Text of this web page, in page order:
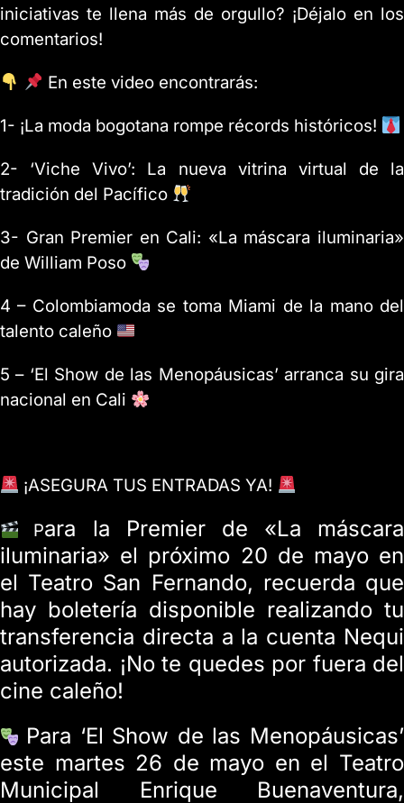
iniciativas te llena más de orgullo? ¡Déjalo en los
comentarios!
En este video encontrarás:
1- ¡La moda bogotana rompe récords históricos!
2- ‘Viche Vivo’: La nueva vitrina virtual de la
tradición del Pacífico
3- Gran Premier en Cali: «La máscara iluminaria»
de William Poso
4 – Colombiamoda se toma Miami de la mano del
talento caleño
5 – ‘El Show de las Menopáusicas’ arranca su gira
nacional en Cali
¡ASEGURA TUS ENTRADAS YA!
Para la Premier de «La máscara
iluminaria» el próximo 20 de mayo en
el Teatro San Fernando, recuerda que
hay boletería disponible realizando tu
transferencia directa a la cuenta Nequi
autorizada. ¡No te quedes por fuera del
cine caleño!
Para ‘El Show de las Menopáusicas’
este martes 26 de mayo en el Teatro
Municipal Enrique Buenaventura,